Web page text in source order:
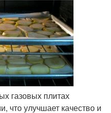
газовых плитах
что улучшает качество и